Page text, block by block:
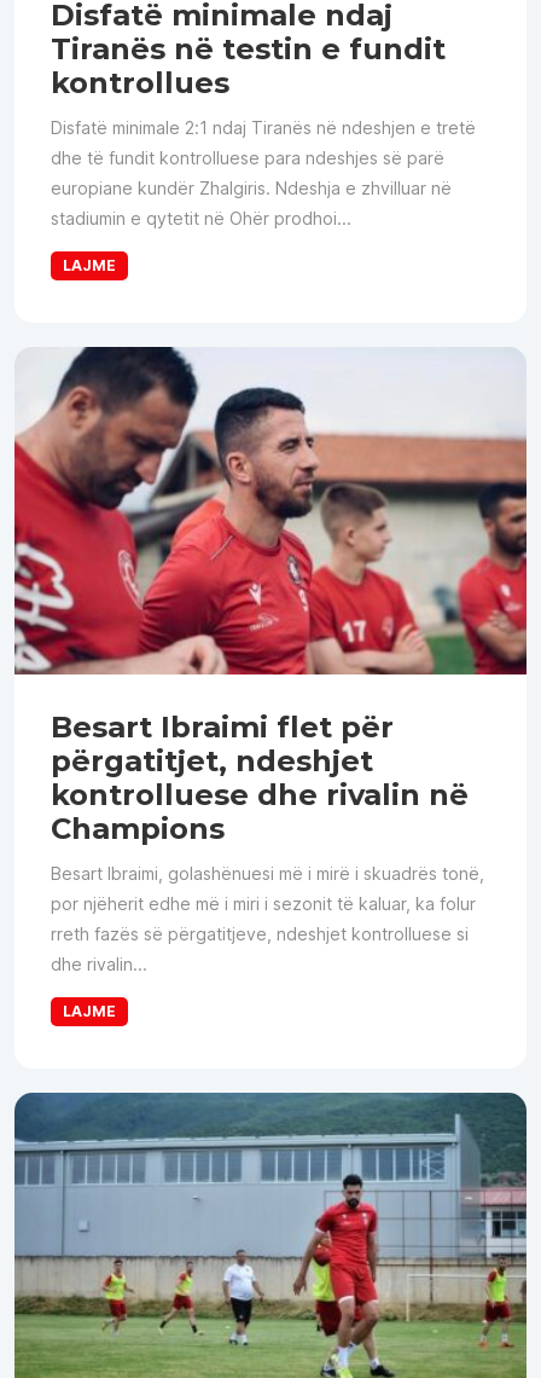
Disfatë minimale ndaj
Tiranës në testin e fundit
kontrollues
Disfatë minimale 2:1 ndaj Tiranës në ndeshjen e tretë
dhe të fundit kontrolluese para ndeshjes së parë
europiane kundër Zhalgiris. Ndeshja e zhvilluar në
stadiumin e qytetit në Ohër prodhoi...
LAJME
Besart Ibraimi flet për
përgatitjet, ndeshjet
kontrolluese dhe rivalin në
Champions
Besart Ibraimi, golashënuesi më i mirë i skuadrës tonë,
por njëherit edhe më i miri i sezonit të kaluar, ka folur
rreth fazës së përgatitjeve, ndeshjet kontrolluese si
dhe rivalin...
LAJME